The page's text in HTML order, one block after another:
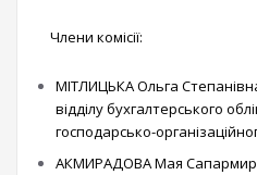
Члени комісії:
МІТЛИЦЬКА Ольга Степанівна
відділу бухгалтерського
господарсько-
АКМИРАДОВА Мая